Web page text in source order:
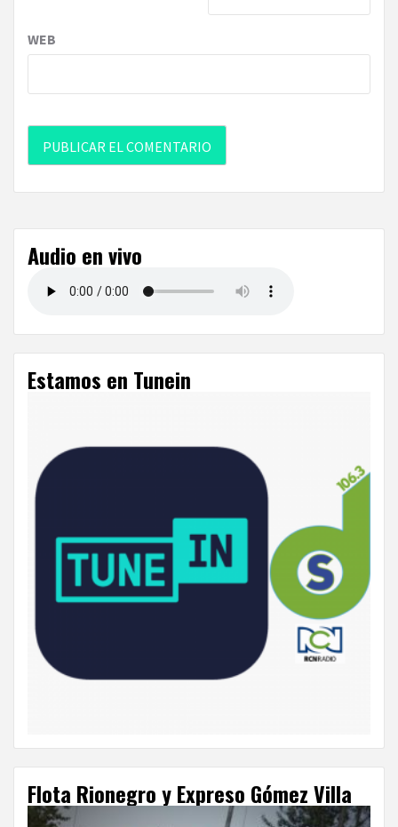
WEB
Audio en vivo
Estamos en Tunein
Flota Rionegro y Expreso Gómez Villa